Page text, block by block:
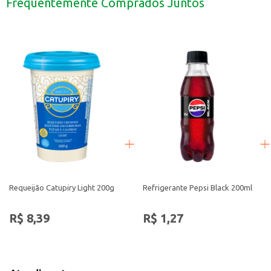
Use em pratos como paella, chili e outras receitas que pedem um toque
Frequentemente Comprados Juntos
Requeijão Catupiry Light 200g
R$ 8,39
Refrigerante Pepsi Black 200ml
R$ 1,27